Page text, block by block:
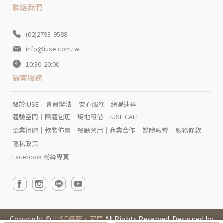
聯絡我們
(02)2793-9588
info@iuse.com.tw
10:30-20:00
顧客服務
關於IUSE 會員辦法
安心服務｜網購速達
體驗空間｜團體包班｜場地租借
IUSE CAFE
企業禮贈｜軟裝佈置｜餐廳營用｜商業合作
媒體報導
服務條款
隱私政策
Facebook 粉絲專頁
Copyright ©IUSE餐廚‧家居All Rights Reserved. Designed by